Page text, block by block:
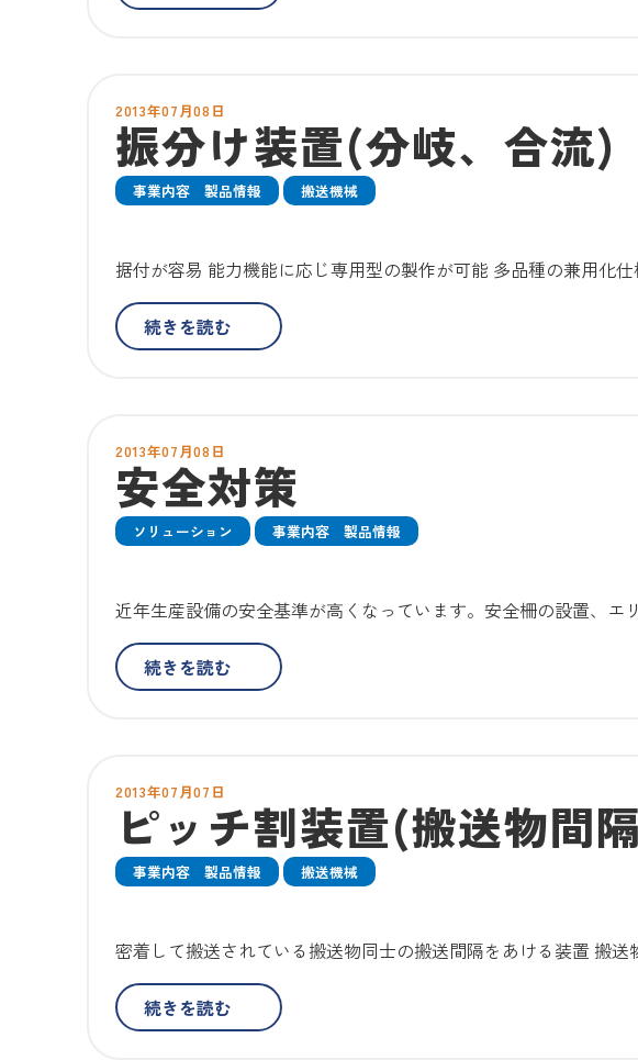
2013年07月08日
振分け装置(分岐、合流)
事業内容 製品情報 搬送機械
据付が容易 能力機能に応じ専用型の製作が可能 多品種の兼用化
続きを読む
2013年07月08日
安全対策
ソリューション 事業内容 製品情報
近年生産設備の安全基準が高くなっています。安全柵の設置、
続きを読む
2013年07月07日
ピッチ割装置(搬送物間
事業内容 製品情報 搬送機械
密着して搬送されている搬送物同士の搬送間隔をあける装置 搬
続きを読む